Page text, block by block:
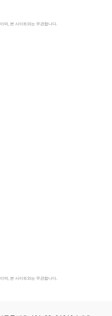
며, 본 사이트와는 무관합니다.
며, 본 사이트와는 무관합니다.